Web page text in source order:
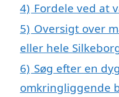
4) Fordele ved at
5) Oversigt over
eller hele
6) Søg efter en
omkringliggende